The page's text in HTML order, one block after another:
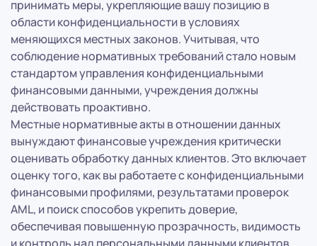
принимать меры, укрепляющие вашу позицию в
области конфиденциальности в условиях
меняющихся местных законов. Учитывая, что
соблюдение нормативных требований стало новым
стандартом управления конфиденциальными
финансовыми данными, учреждения должны
действовать проактивно.
Местные нормативные акты в отношении данных
вынуждают финансовые учреждения критически
оценивать обработку данных клиентов. Это включает
оценку того, как вы работаете с конфиденциальными
финансовыми профилями, результатами проверок
AML, и поиск способов укрепить доверие,
обеспечивая повышенную прозрачность, видимость